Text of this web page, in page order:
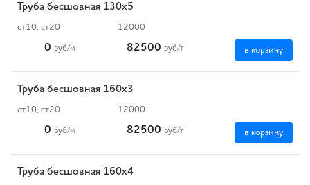
Труба бесшовная 130х5
ст10, ст20 12000
0 руб/м 82500 руб/т в корзину
Труба бесшовная 160х3
ст10, ст20 12000
0 руб/м 82500 руб/т в корзину
Труба бесшовная 160х4